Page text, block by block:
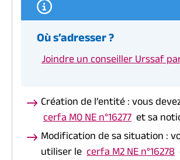
Où s’adresser ?
Joindre un conseiller Urssaf
Création de l’entité : vous
cerfa M0 NE n°16277 et sa
Modification de sa situation :
utiliser le cerfa M2 NE n°16278